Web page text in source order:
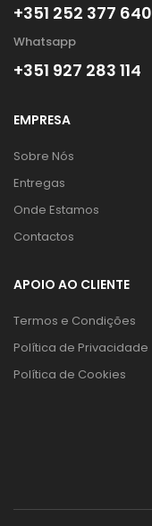
+351 252 377 640
Whatsapp
+351 927 283 114
EMPRESA
Sobre Nós
Entregas
Onde Estamos
Contactos
APOIO AO CLIENTE
Termos e Condições
Política de Privacidade
Política de Cookies